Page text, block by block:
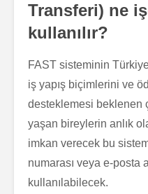
Transferi) ne
kullanılır?
FAST sisteminin
iş yapış biçimlerini ve
desteklemesi beklenen
yaşan bireylerin anlık
imkan verecek bu
numarası veya e-
kullanılabilecek.